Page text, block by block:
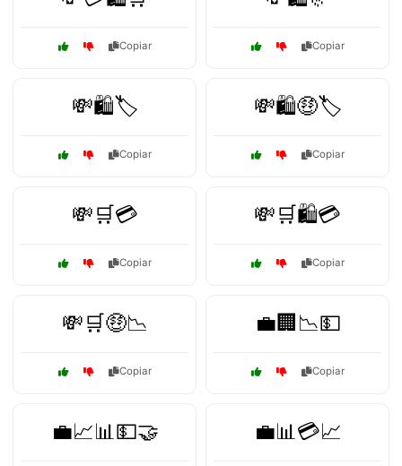
Copiar Copiar
💸🛍️🏷️
Copiar
💸🛍️🤑🏷️
Copiar
💸🛒💳
Copiar
💸🛒🛍️💳
Copiar
💸🛒🤑📉
Copiar
💼🏢📉💵
Copiar
💼📈📊💵🤝 💼📊💳📈